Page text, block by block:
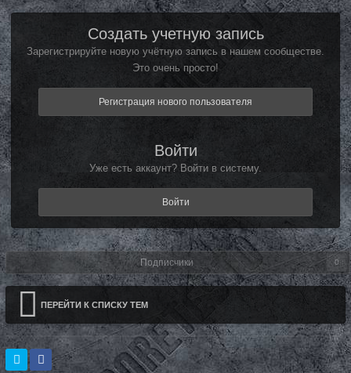
Создать учетную запись
Зарегистрируйте новую учётную запись в нашем сообществе.
Это очень просто!
Регистрация нового пользователя
Войти
Уже есть аккаунт? Войти в систему.
Войти
Подписчики 0
ПЕРЕЙТИ К СПИСКУ ТЕМ